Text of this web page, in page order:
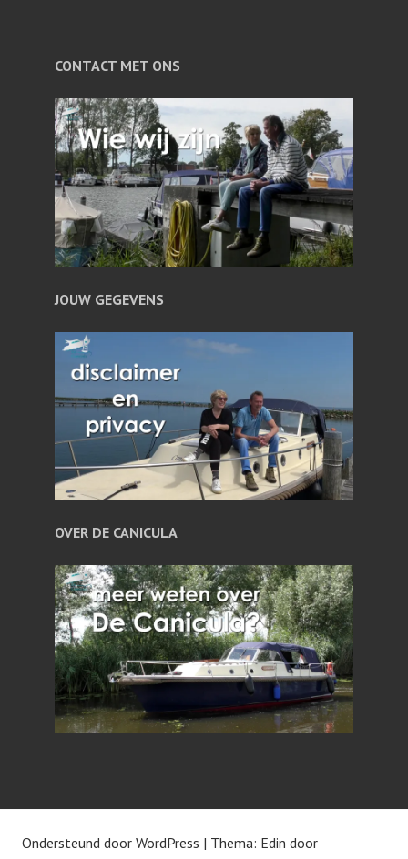
CONTACT MET ONS
JOUW GEGEVENS
OVER DE CANICULA
Ondersteund door WordPress | Thema: Edin door